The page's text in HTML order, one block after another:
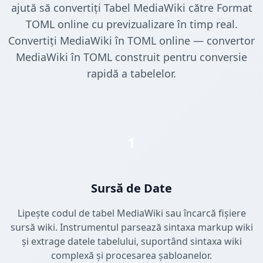
ajută să convertiți Tabel MediaWiki către Format
TOML online cu previzualizare în timp real.
Convertiți MediaWiki în TOML online — convertor
MediaWiki în TOML construit pentru conversie
rapidă a tabelelor.
Sursă de Date
Lipește codul de tabel MediaWiki sau încarcă fișiere
sursă wiki. Instrumentul parsează sintaxa markup wiki
și extrage datele tabelului, suportând sintaxa wiki
complexă și procesarea șabloanelor.